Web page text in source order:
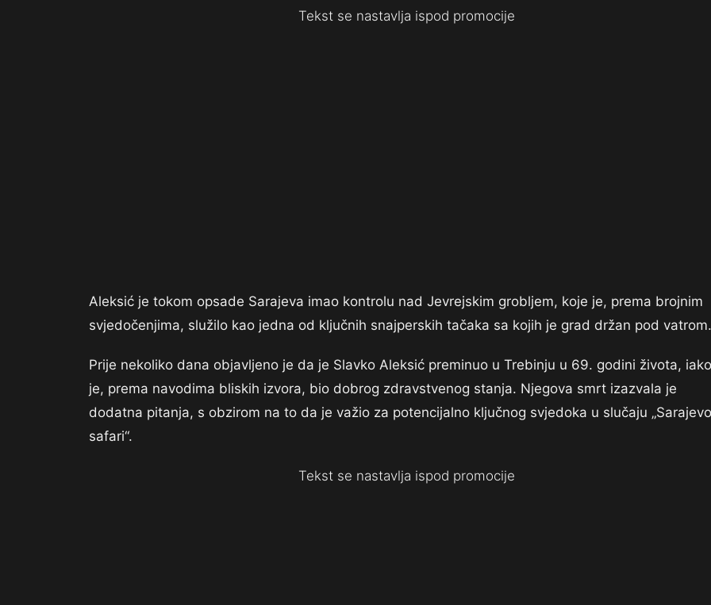
Tekst se nastavlja ispod promocije
Aleksić je tokom opsade Sarajeva imao kontrolu nad Jevrejskim grobljem, koje je, prema brojnim
svjedočenjima, služilo kao jedna od ključnih snajperskih tačaka sa kojih je grad držan pod vatrom.
Prije nekoliko dana objavljeno je da je Slavko Aleksić preminuo u Trebinju u 69. godini života, iako
je, prema navodima bliskih izvora, bio dobrog zdravstvenog stanja. Njegova smrt izazvala je
dodatna pitanja, s obzirom na to da je važio za potencijalno ključnog svjedoka u slučaju „Sarajevo
safari“.
Tekst se nastavlja ispod promocije